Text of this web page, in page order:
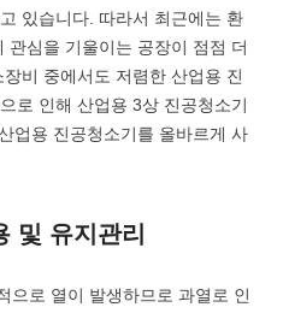
있습니다. 따라서 최근에는 환
관심을 기울이는 공장이 점점 더
비 중에서도 저렴한 산업용 진
로 인해 산업용 3상 진공청소기
업용 진공청소기를 올바르게 사
및 유지관리
으로 열이 발생하므로 과열로 인